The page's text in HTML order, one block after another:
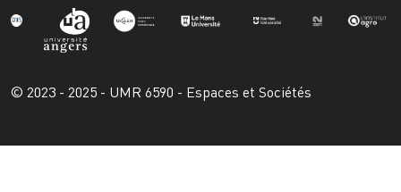
© 2023 - 2025 - UMR 6590 - Espaces et Sociétés